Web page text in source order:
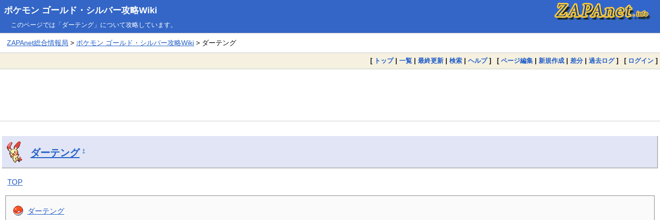
ポケモン ゴールド・シルバー攻略Wiki
このページでは「ダーテング」について攻略しています。
ZAPAnet総合情報局 >ポケモン ゴールド・シルバー攻略Wiki > ダーテング
[ トップ| 一覧 | 最終更新 | 検索 | ヘルプ] [ ページ編集 | 新規作成 | 差分 | 過去ログ] [ ログイン ]
ダーテング †
TOP
ダーテング